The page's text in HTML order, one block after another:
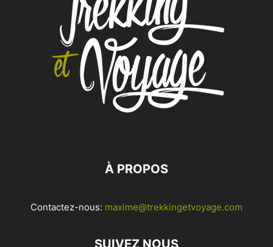
À PROPOS
Contactez-nous: maxime@trekkingetvoyage.com
SUIVEZ NOUS